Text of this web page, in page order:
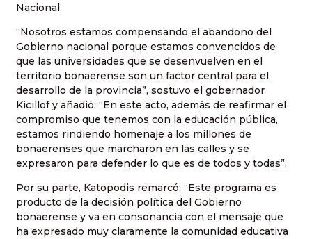
Nacional.
“Nosotros estamos compensando el abandono del
Gobierno nacional porque estamos convencidos de
que las universidades que se desenvuelven en el
territorio bonaerense son un factor central para el
desarrollo de la provincia”, sostuvo el gobernador
Kicillof y añadió: “En este acto, además de reafirmar el
compromiso que tenemos con la educación pública,
estamos rindiendo homenaje a los millones de
bonaerenses que marcharon en las calles y se
expresaron para defender lo que es de todos y todas”.
Por su parte, Katopodis remarcó: “Este programa es
producto de la decisión política del Gobierno
bonaerense y va en consonancia con el mensaje que
ha expresado muy claramente la comunidad educativa